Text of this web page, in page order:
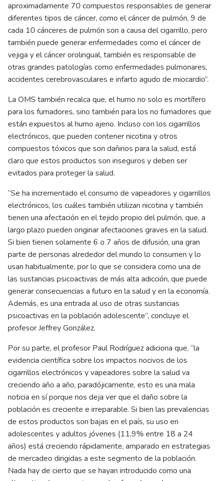
aproximadamente 70 compuestos responsables de generar
diferentes tipos de cáncer, como el cáncer de pulmón, 9 de
cada 10 cánceres de pulmón son a causa del cigarrillo, pero
también puede generar enfermedades como el cáncer de
vejiga y el cáncer orolingual, también es responsable de
otras grandes patologías como enfermedades pulmonares,
accidentes cerebrovasculares e infarto agudo de miocardio”.
La OMS también recalca que, el humo no solo es mortífero
para los fumadores, sino también para los no fumadores que
están expuestos al humo ajeno. Incluso con los cigarrillos
electrónicos, que pueden contener nicotina y otros
compuestos tóxicos que son dañinos para la salud, está
claro que estos productos son inseguros y deben ser
evitados para proteger la salud.
“Se ha incrementado el consumo de vapeadores y cigarrillos
electrónicos, los cuáles también utilizan nicotina y también
tienen una afectación en el tejido propio del pulmón, que, a
largo plazo pueden originar afectaciones graves en la salud.
Si bien tienen solamente 6 o 7 años de difusión, una gran
parte de personas alrededor del mundo lo consumen y lo
usan habitualmente, por lo que se considera como una de
las sustancias psicoactivas de más alta adicción, que puede
generar consecuencias a futuro en la salud y en la economía.
Además, es una entrada al uso de otras sustancias
psicoactivas en la población adolescente”, concluye el
profesor Jeffrey González.
Por su parte, el profesor Paul Rodríguez adiciona que, “la
evidencia científica sobre los impactos nocivos de los
cigarrillos electrónicos y vapeadores sobre la salud va
creciendo año a año, paradójicamente, esto es una mala
noticia en sí porque nos deja ver que el daño sobre la
población es creciente e irreparable. Si bien las prevalencias
de estos productos son bajas en el país, su uso en
adolescentes y adultos jóvenes (11,9% entre 18 a 24
años) está creciendo rápidamente, amparado en estrategias
de mercadeo dirigidas a este segmento de la población.
Nada hay de cierto que se hayan introducido como una